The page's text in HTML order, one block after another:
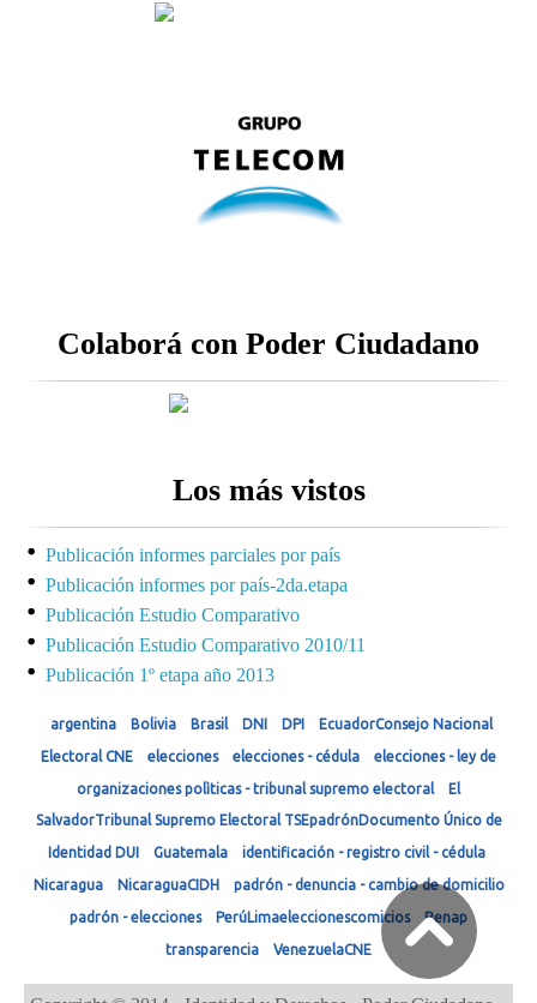
Colaborá con Poder Ciudadano
Los más vistos
Publicación informes parciales por país
Publicación informes por país-2da.etapa
Publicación Estudio Comparativo
Publicación Estudio Comparativo 2010/11
Publicación 1º etapa año 2013
argentina Bolivia Brasil DNI DPI EcuadorConsejo Nacional
Electoral CNE elecciones elecciones - cédula elecciones - ley de
organizaciones polìticas - tribunal supremo electoral
El
SalvadorTribunal Supremo Electoral TSEpadrónDocumento Único de
Identidad DUI Guatemala identificación - registro civil - cédula
Nicaragua NicaraguaCIDH padrón - denuncia - cambio de domicilio
padrón - elecciones PerúLimaeleccionescomicios Renap
transparencia VenezuelaCNE